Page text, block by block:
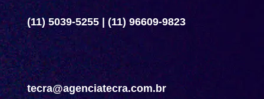
(11) 5039-5255| (11) 96609-9823
tecra@agenciatecra.com.br